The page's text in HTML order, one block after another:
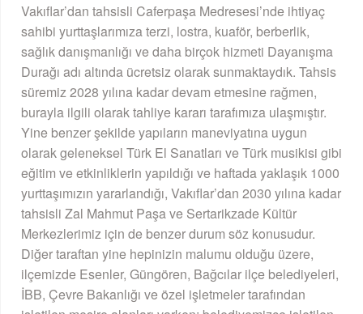
Vakıflar’dan tahsisli Caferpaşa Medresesi’nde ihtiyaç
sahibi yurttaşlarımıza terzi, lostra, kuaför, berberlik,
sağlık danışmanlığı ve daha birçok hizmeti Dayanışma
Durağı adı altında ücretsiz olarak sunmaktaydık. Tahsis
süremiz 2028 yılına kadar devam etmesine rağmen,
burayla ilgili olarak tahliye kararı tarafımıza ulaşmıştır.
Yine benzer şekilde yapıların maneviyatına uygun
olarak geleneksel Türk El Sanatları ve Türk musikisi gibi
eğitim ve etkinliklerin yapıldığı ve haftada yaklaşık 1000
yurttaşımızın yararlandığı, Vakıflar’dan 2030 yılına kadar
tahsisli Zal Mahmut Paşa ve Sertarikzade Kültür
Merkezlerimiz için de benzer durum söz konusudur.
Diğer taraftan yine hepinizin malumu olduğu üzere,
ilçemizde Esenler, Güngören, Bağcılar ilçe belediyeleri,
İBB, Çevre Bakanlığı ve özel işletmeler tarafından